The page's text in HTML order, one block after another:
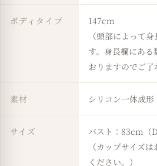
ボディタイプ
147cm
（頭部によって
す。身長欄にあ
おりますのでご了
素材 シリコン一体成形
サイズ
バスト：83cm（D
（カップサイズ
ください。）